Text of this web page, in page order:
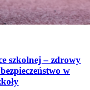
szkolnej – zdrowy
w